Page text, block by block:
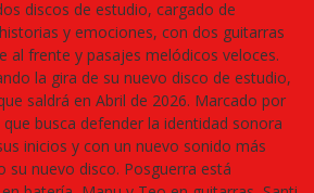
discos de estudio, cargado de
y emociones, con dos guitarras
al frente y pasajes melódicos veloces.
la gira de su nuevo disco de estudio,
saldrá en Abril de 2026. Marcado por
busca defender la identidad sonora
inicios y con un nuevo sonido más
su nuevo disco. Posguerra está